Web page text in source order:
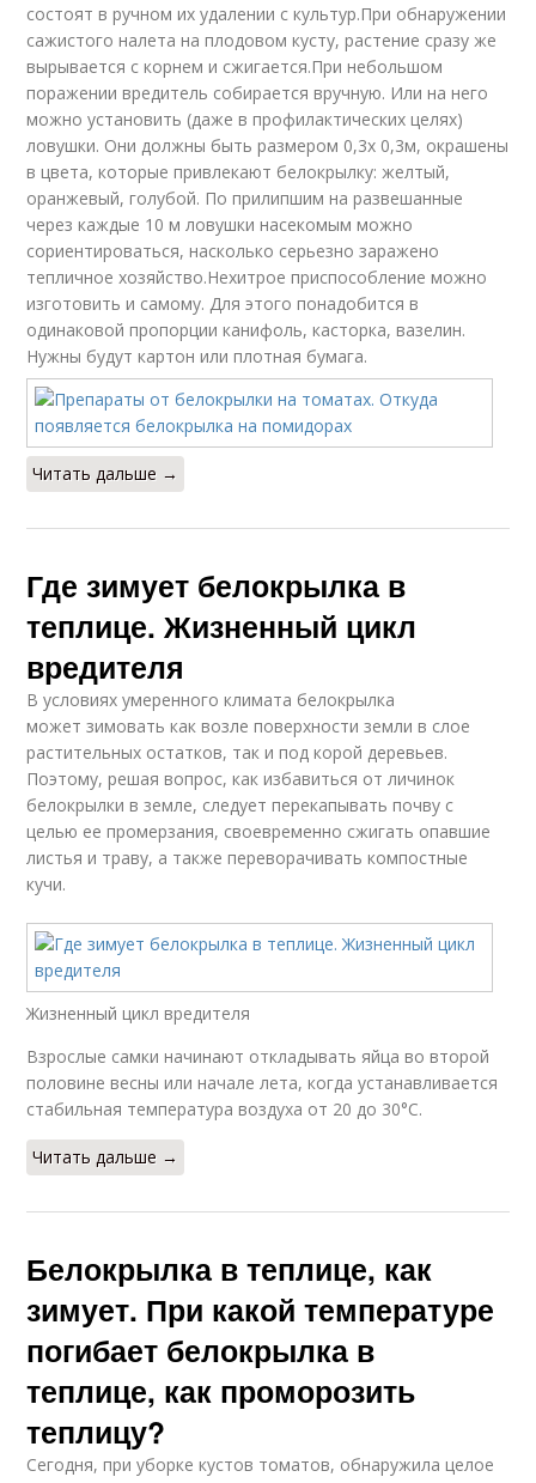
состоят в ручном их удалении с культур.При обнаружении
сажистого налета на плодовом кусту, растение сразу же
вырывается с корнем и сжигается.При небольшом
поражении вредитель собирается вручную. Или на него
можно установить (даже в профилактических целях)
ловушки. Они должны быть размером 0,3х 0,3м, окрашены
в цвета, которые привлекают белокрылку: желтый,
оранжевый, голубой. По прилипшим на развешанные
через каждые 10 м ловушки насекомым можно
сориентироваться, насколько серьезно заражено
тепличное хозяйство.Нехитрое приспособление можно
изготовить и самому. Для этого понадобится в
одинаковой пропорции канифоль, касторка, вазелин.
Нужны будут картон или плотная бумага.
Читать дальше →
Где зимует белокрылка в
теплице. Жизненный цикл
вредителя
В условиях умеренного климата белокрылка
может зимовать как возле поверхности земли в слое
растительных остатков, так и под корой деревьев.
Поэтому, решая вопрос, как избавиться от личинок
белокрылки в земле, следует перекапывать почву с
целью ее промерзания, своевременно сжигать опавшие
листья и траву, а также переворачивать компостные
кучи.
Жизненный цикл вредителя
Взрослые самки начинают откладывать яйца во второй
половине весны или начале лета, когда устанавливается
стабильная температура воздуха от 20 до 30°C.
Читать дальше →
Белокрылка в теплице, как
зимует. При какой температуре
погибает белокрылка в
теплице, как проморозить
теплицу?
Сегодня, при уборке кустов томатов, обнаружила целое